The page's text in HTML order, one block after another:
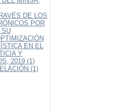
DE LOS
POR
SU
EN EL
Y
2019 (1)
(1)